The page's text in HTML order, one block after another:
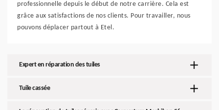
professionnelle depuis le début de notre carrière. Cela est
grâce aux satisfactions de nos clients. Pour travailler, nous
pouvons déplacer partout à Etel.
Expert en réparation des tuiles
Tuile cassée